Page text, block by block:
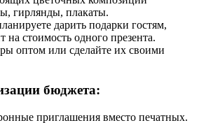
гирлянды, плакаты.
дарить подарки гостям,
на стоимость одного презента.
оптом или сделайте их своими
бюджета:
приглашения вместо печатных.